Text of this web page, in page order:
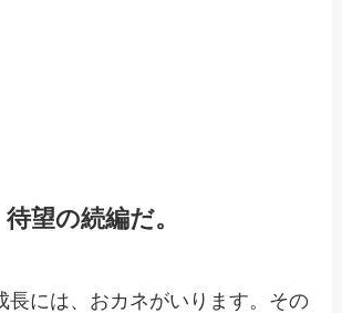
望の続編だ。
長には、おカネがいります。その